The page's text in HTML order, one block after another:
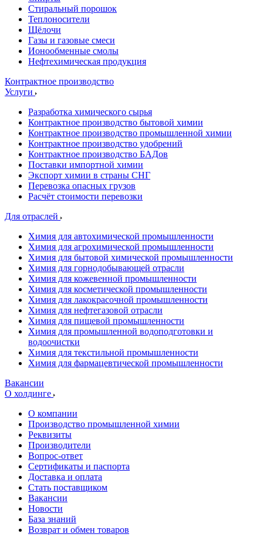
Стиральный порошок
Теплоносители
Щёлочи
Газы и газовые смеси
Ионообменные смолы
Нефтехимическая продукция
Контрактное производство
Услуги
Разработка химического сырья
Контрактное производство бытовой химии
Контрактное производство промышленной химии
Контрактное производство удобрений
Контрактное производство БАДов
Поставки импортной химии
Экспорт химии в страны СНГ
Перевозка опасных грузов
Расчёт стоимости перевозки
Для отраслей
Химия для автохимической промышленности
Химия для агрохимической промышленности
Химия для бытовой химической промышленности
Химия для горнодобывающей отрасли
Химия для кожевенной промышленности
Химия для косметической промышленности
Химия для лакокрасочной промышленности
Химия для нефтегазовой отрасли
Химия для пищевой промышленности
Химия для промышленной водоподготовки и
водоочистки
Химия для текстильной промышленности
Химия для фармацевтической промышленности
Вакансии
О холдинге
О компании
Производство промышленной химии
Реквизиты
Производители
Вопрос-ответ
Сертификаты и паспорта
Доставка и оплата
Стать поставщиком
Вакансии
Новости
База знаний
Возврат и обмен товаров